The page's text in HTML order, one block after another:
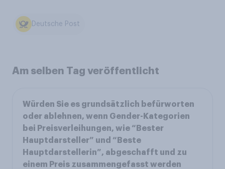
Deutsche Post
Am selben Tag veröffentlicht
Würden Sie es grundsätzlich befürworten
oder ablehnen, wenn Gender-Kategorien
bei Preisverleihungen, wie “Bester
Hauptdarsteller” und “Beste
Hauptdarstellerin”, abgeschafft und zu
einem Preis zusammengefasst werden